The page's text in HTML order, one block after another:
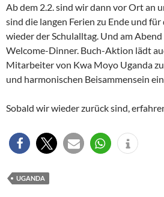
Ab dem 2.2. sind wir dann vor Ort an
sind die langen Ferien zu Ende und
wieder der Schulalltag. Und am
Welcome-Dinner. Buch-Aktion lädt
Mitarbeiter von Kwa Moyo Uganda
und harmonischen Beisammensein
Sobald wir wieder zurück sind,
UGANDA